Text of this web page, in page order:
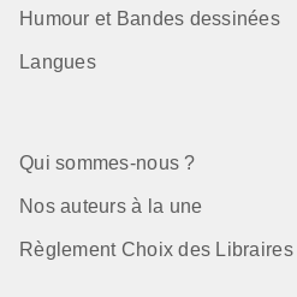
Humour et Bandes dessinées
Langues
Qui sommes-nous ?
Nos auteurs à la une
Règlement Choix des Libraires